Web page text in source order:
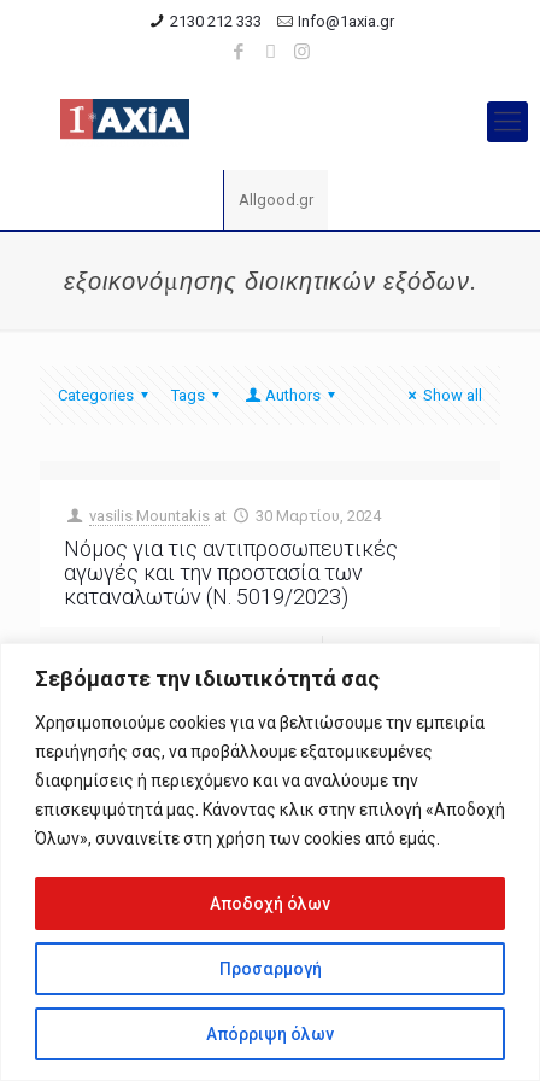
Σεβόμαστε την ιδιωτικότητά σας
Χρησιμοποιούμε cookies για να βελτιώσουμε την εμπειρία
περιήγησής σας, να προβάλλουμε εξατομικευμένες
διαφημίσεις ή περιεχόμενο και να αναλύουμε την
επισκεψιμότητά μας. Κάνοντας κλικ στην επιλογή «Αποδοχή
Όλων», συναινείτε στη χρήση των cookies από εμάς.
Προσαρμογή
Απόρριψη όλων
Αποδοχή όλων
2130 212 333 Info@1axia.gr
Allgood.gr
εξοικονόμησης διοικητικών εξόδων.
Categories Tags Authors Show all
vasilis Mountakis at 30 Μαρτίου, 2024
Νόμος για τις αντιπροσωπευτικές
αγωγές και την προστασία των
καταναλωτών (Ν. 5019/2023)
© 2024 1 Axia. All Rights Reserved. Web Development By